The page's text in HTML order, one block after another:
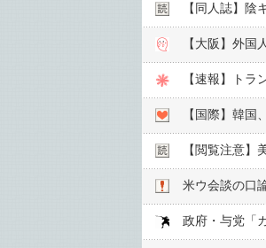
【同人誌】
【大阪】外
【速報】ト
【国際】韓
【閲覧注意】
米ウ会談の口